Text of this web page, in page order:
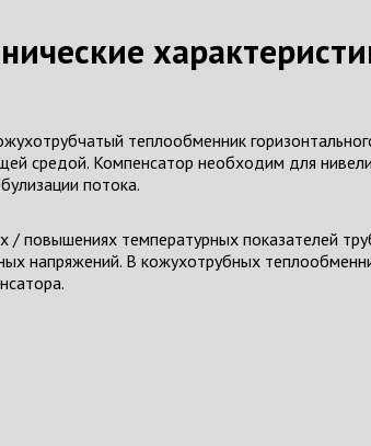
теплообменник
средой. Компенсатор необходим для
потока.
/ повышениях температурных показателей
напряжений. В кожухотрубных